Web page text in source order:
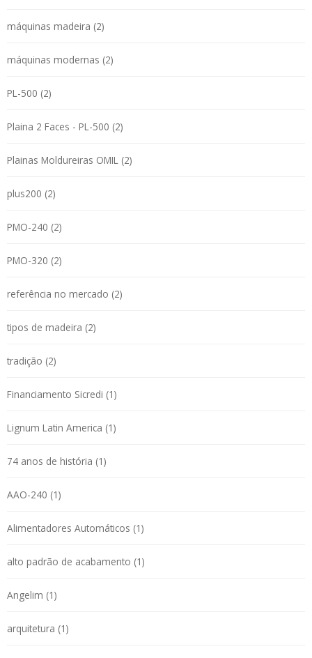
máquinas madeira (2)
máquinas modernas (2)
PL-500 (2)
Plaina 2 Faces - PL-500 (2)
Plainas Moldureiras OMIL (2)
plus200 (2)
PMO-240 (2)
PMO-320 (2)
referência no mercado (2)
tipos de madeira (2)
tradição (2)
Financiamento Sicredi (1)
Lignum Latin America (1)
74 anos de história (1)
AAO-240 (1)
Alimentadores Automáticos (1)
alto padrão de acabamento (1)
Angelim (1)
arquitetura (1)